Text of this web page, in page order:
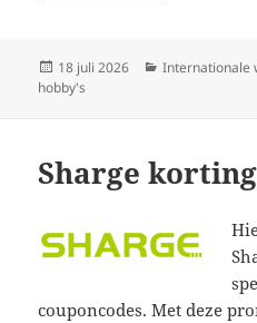
Geplaatst
op
18 juli 2026 Categorieën
Internationale
hobby's
Sharge
couponcodes. Met deze